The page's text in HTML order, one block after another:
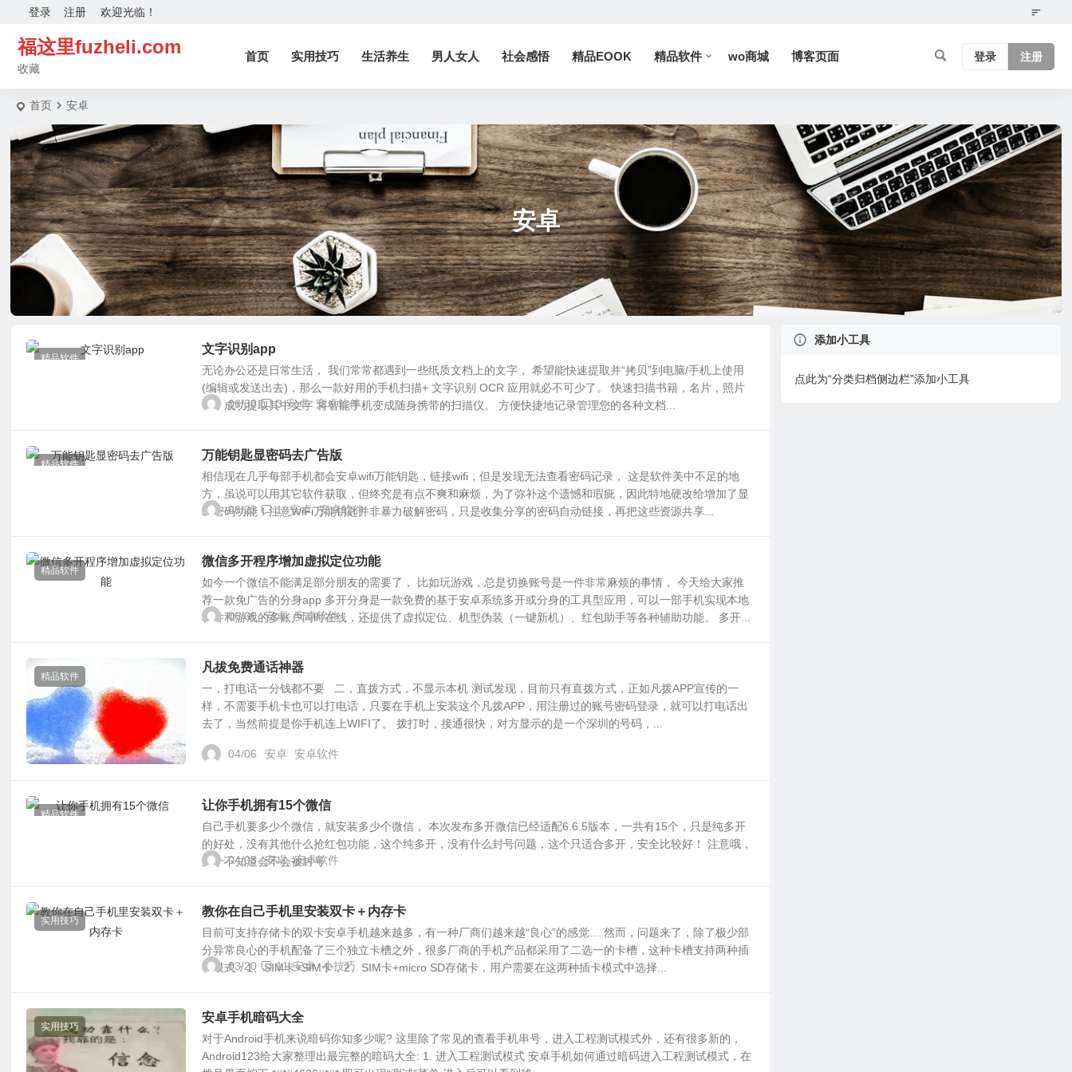
欢迎光临！
登录 注册
福这里fuzheli.com
收藏
首页 实用技巧 生活养生 男人女人 社会感悟 精品EOOK 精品软件 wo商城 博客页面 登录 注册
首页 安卓
安卓
精品软件
文字识别app
无论办公还是日常生活， 我们常常都遇到一些纸质文档上的文字， 希望能快速提取并“拷贝”到电脑/手机上使用
(编辑或发送出去)，那么一款好用的手机扫描+ 文字识别 OCR 应用就必不可少了。 快速扫描书籍，名片，照片
等，成功提取其中文字 将智能手机变成随身携带的扫描仪。 方便快捷地记录管理您的各种文档...
06/30 3 安卓 安卓软件
精品软件
万能钥匙显密码去广告版
相信现在几乎每部手机都会安卓wifi万能钥匙，链接wifi，但是发现无法查看密码记录， 这是软件美中不足的地
方，虽说可以用其它软件获取，但终究是有点不爽和麻烦，为了弥补这个遗憾和瑕疵，因此特地硬改给增加了显
示密码功能！注意WiFi万能钥匙并非暴力破解密码，只是收集分享的密码自动链接，再把这些资源共享...
06/23 1 安卓 安卓软件
精品软件
微信多开程序增加虚拟定位功能
如今一个微信不能满足部分朋友的需要了， 比如玩游戏，总是切换账号是一件非常麻烦的事情， 今天给大家推
荐一款免广告的分身app 多开分身是一款免费的基于安卓系统多开或分身的工具型应用，可以一部手机实现本地
软件和游戏的多账户同时在线，还提供了虚拟定位、机型伪装（一键新机）、红包助手等各种辅助功能。 多开...
06/06 安卓 安卓软件
精品软件
凡拔免费通话神器
一，打电话一分钱都不要 二，直拨方式，不显示本机 测试发现，目前只有直拨方式，正如凡拨APP宣传的一
样，不需要手机卡也可以打电话，只要在手机上安装这个凡拨APP，用注册过的账号密码登录，就可以打电话出
去了，当然前提是你手机连上WIFI了。 拨打时，接通很快，对方显示的是一个深圳的号码，...
04/06 安卓 安卓软件
精品软件
让你手机拥有15个微信
自己手机要多少个微信，就安装多少个微信， 本次发布多开微信已经适配6.6.5版本，一共有15个，只是纯多开
的好处，没有其他什么抢红包功能，这个纯多开，没有什么封号问题，这个只适合多开，安全比较好！ 注意哦，
这个不知道会不会被封号
04/03 安卓 安卓软件
实用技巧
教你在自己手机里安装双卡＋内存卡
目前可支持存储卡的双卡安卓手机越来越多，有一种厂商们越来越“良心”的感觉… 然而，问题来了，除了极少部
分异常良心的手机配备了三个独立卡槽之外，很多厂商的手机产品都采用了二选一的卡槽，这种卡槽支持两种插
卡模式：1、SIM卡+SIM卡，2、SIM卡+micro SD存储卡，用户需要在这两种插卡模式中选择...
03/20 11 安卓 小技巧
实用技巧
安卓手机暗码大全
对于Android手机来说暗码你知多少呢? 这里除了常见的查看手机串号，进入工程测试模式外，还有很多新的，
Android123给大家整理出最完整的暗码大全: 1. 进入工程测试模式 安卓手机如何通过暗码进入工程测试模式，在
添加小工具
点此为“分类归档侧边栏”添加小工具